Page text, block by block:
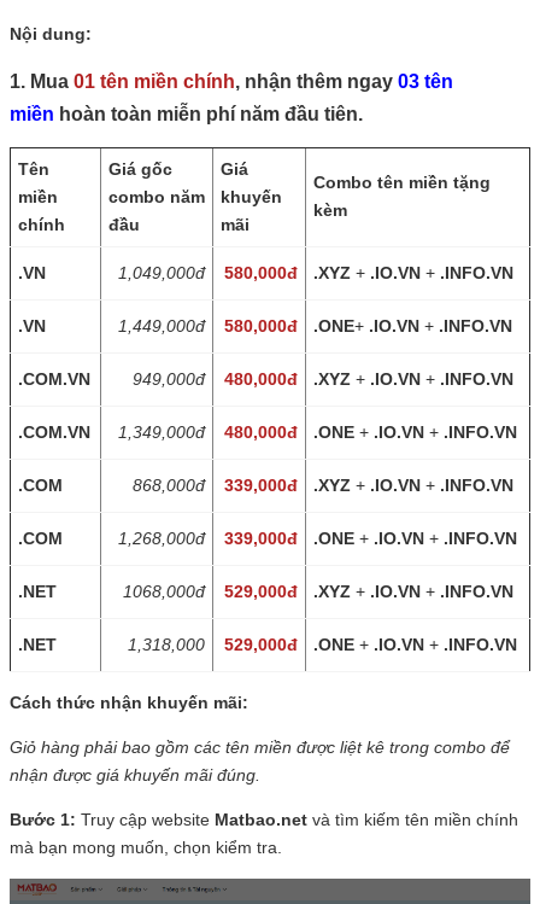
Nội dung:
1. Mua 01 tên miền chính, nhận thêm ngay 03 tên
miền hoàn toàn miễn phí năm đầu tiên.
Tên
miền
chính
Giá gốc
combo năm
đầu
Giá
khuyến
mãi
Combo tên miền tặng
kèm
.VN 1,049,000đ 580,000đ .XYZ + .IO.VN + .INFO.VN
.VN 1,449,000đ 580,000đ .ONE+ .IO.VN + .INFO.VN
.COM.VN 949,000đ 480,000đ .XYZ + .IO.VN + .INFO.VN
.COM.VN 1,349,000đ 480,000đ .ONE + .IO.VN + .INFO.VN
.COM 868,000đ 339,000đ .XYZ + .IO.VN + .INFO.VN
.COM 1,268,000đ 339,000đ .ONE + .IO.VN + .INFO.VN
.NET 1068,000đ 529,000đ .XYZ + .IO.VN + .INFO.VN
.NET 1,318,000 529,000đ .ONE + .IO.VN + .INFO.VN
Cách thức nhận khuyến mãi:
Giỏ hàng phải bao gồm các tên miền được liệt kê trong combo để
nhận được giá khuyến mãi đúng.
Bước 1: Truy cập website Matbao.net và tìm kiếm tên miền chính
mà bạn mong muốn, chọn kiểm tra.